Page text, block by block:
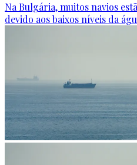
Na Bulgária, muitos navios
devido aos baixos níveis da